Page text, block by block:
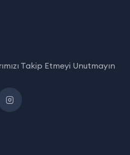
Takip Etmeyi Unutmayın